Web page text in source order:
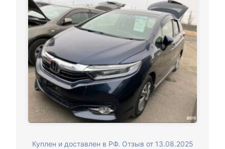
Куплен и доставлен в РФ. Отзыв от 13.08.2025